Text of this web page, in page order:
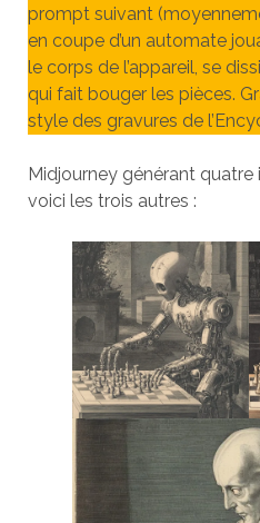
prompt suivant
en coupe d’un automate
le corps de l’appareil, se
qui fait bouger les pièces.
style des gravures de
Midjourney générant
voici les trois autres :